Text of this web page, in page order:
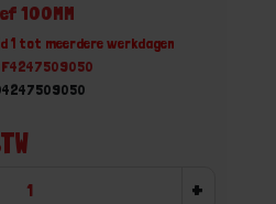
100MM
1 tot meerdere werkdagen
+